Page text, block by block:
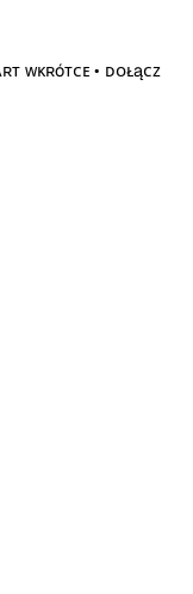
ᴡᴋʀóᴛᴄᴇ • ᴅᴏᴌąᴄᴢ